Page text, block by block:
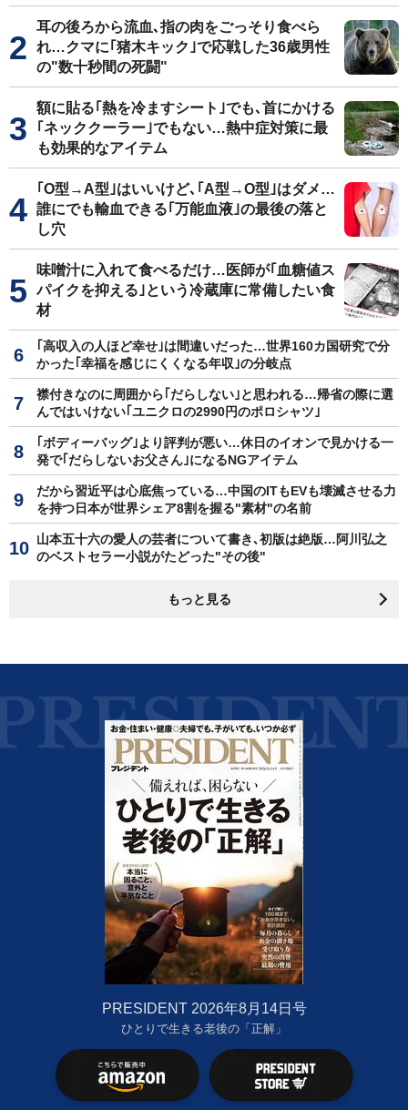
耳の後ろから流血､指の肉をごっそり食べら
れ…クマに｢猪木キック｣で応戦した36歳男性
の"数十秒間の死闘"
額に貼る｢熱を冷ますシート｣でも､首にかける
｢ネッククーラー｣でもない…熱中症対策に最
も効果的なアイテム
｢O型→A型｣はいいけど､｢A型→O型｣はダメ…
誰にでも輸血できる｢万能血液｣の最後の落と
し穴
味噌汁に入れて食べるだけ…医師が｢血糖値ス
パイクを抑える｣という冷蔵庫に常備したい食
材
｢高収入の人ほど幸せ｣は間違いだった…世界160カ国研究で分
かった｢幸福を感じにくくなる年収｣の分岐点
襟付きなのに周囲から｢だらしない｣と思われる…帰省の際に選
んではいけない｢ユニクロの2990円のポロシャツ｣
｢ボディーバッグ｣より評判が悪い…休日のイオンで見かける一
発で｢だらしないお父さん｣になるNGアイテム
だから習近平は心底焦っている…中国のITもEVも壊滅させる力
を持つ日本が世界シェア8割を握る"素材"の名前
山本五十六の愛人の芸者について書き､初版は絶版…阿川弘之
のベストセラー小説がたどった"その後"
もっと見る
PRESIDENT 2026年8月14日号
ひとりで生きる老後の「正解」